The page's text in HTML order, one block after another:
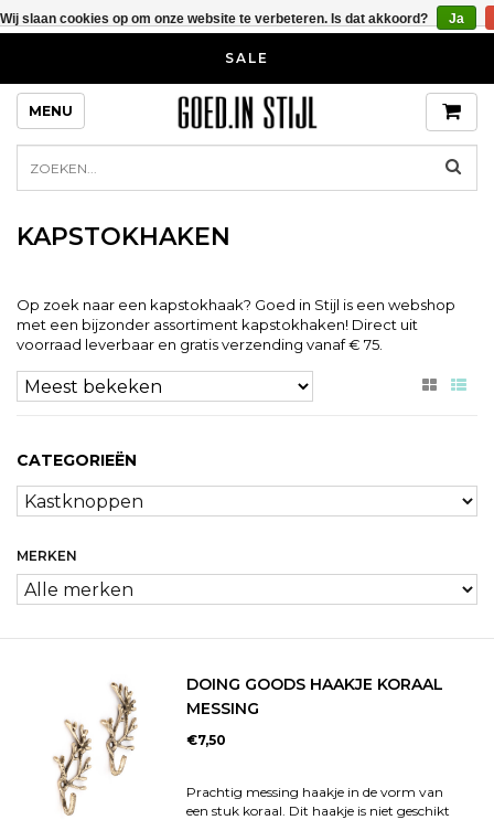
SALE
MENU
KAPSTOKHAKEN
Op zoek naar een kapstokhaak? Goed in Stijl is een webshop
met een bijzonder assortiment kapstokhaken! Direct uit
voorraad leverbaar en gratis verzending vanaf € 75.
CATEGORIEËN
MERKEN
DOING GOODS HAAKJE KORAAL
MESSING
€7,50
Prachtig messing haakje in de vorm van
een stuk koraal. Dit haakje is niet geschikt
Wij slaan cookies op om onze website te verbeteren. Is dat akkoord? Ja